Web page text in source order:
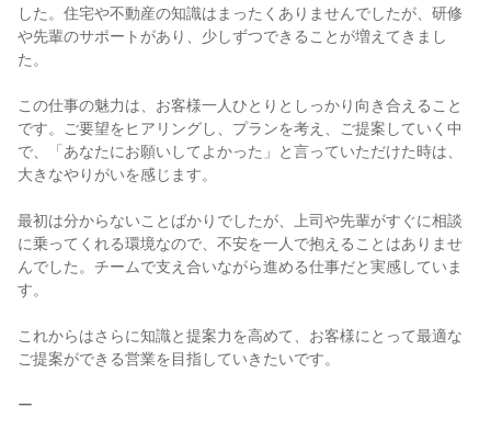
した。住宅や不動産の知識はまったくありませんでしたが、研修
や先輩のサポートがあり、少しずつできることが増えてきまし
た。
この仕事の魅力は、お客様一人ひとりとしっかり向き合えること
です。ご要望をヒアリングし、プランを考え、ご提案していく中
で、「あなたにお願いしてよかった」と言っていただけた時は、
大きなやりがいを感じます。
最初は分からないことばかりでしたが、上司や先輩がすぐに相談
に乗ってくれる環境なので、不安を一人で抱えることはありませ
んでした。チームで支え合いながら進める仕事だと実感していま
す。
これからはさらに知識と提案力を高めて、お客様にとって最適な
ご提案ができる営業を目指していきたいです。
ー